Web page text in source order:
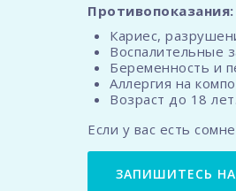
Противопоказания:
Кариес,
Воспалительные
Беременность и
Аллергия на
Возраст до 18 лет.
Если у вас есть
ЗАПИШИТЕСЬ